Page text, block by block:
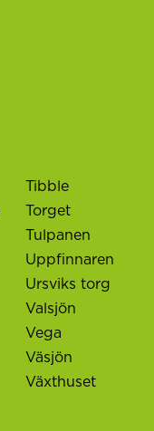
Tibble
Torget
Tulpanen
Uppfinnaren
Ursviks torg
Valsjön
Vega
Väsjön
Växthuset